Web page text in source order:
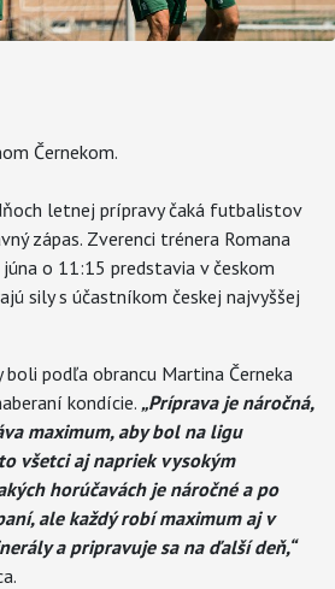
Černekom.
letnej prípravy čaká futbalistov
zápas. Zverenci trénera Romana
o 11:15 predstavia v českom
sily s účastníkom českej najvyššej
podľa obrancu Martina Černeka
kondície. „Príprava je náročná,
maximum, aby bol na ligu
všetci aj napriek vysokým
horúčavách je náročné a po
ale každý robí maximum aj v
a pripravuje sa na ďalší deň,“